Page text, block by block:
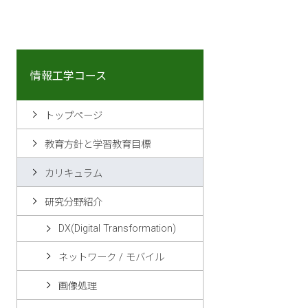
情報工学コース
トップページ
教育方針と学習教育目標
カリキュラム
研究分野紹介
DX(Digital Transformation)
ネットワーク / モバイル
画像処理